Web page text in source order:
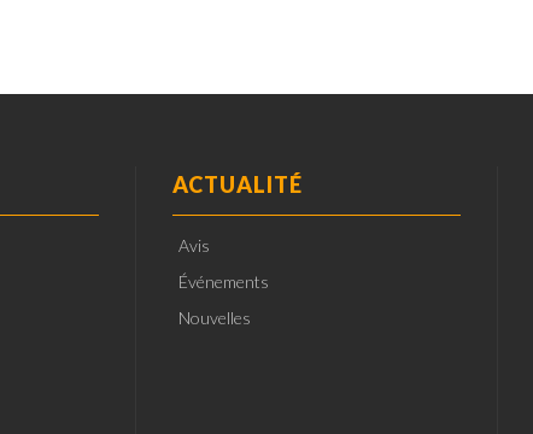
ACTUALITÉ
Avis
Événements
Nouvelles